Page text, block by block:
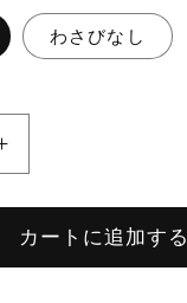
わさびなし
吟
ん
カートに追加する